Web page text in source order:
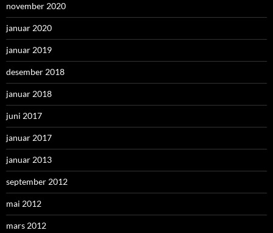
november 2020
januar 2020
januar 2019
desember 2018
januar 2018
juni 2017
januar 2017
januar 2013
september 2012
mai 2012
mars 2012